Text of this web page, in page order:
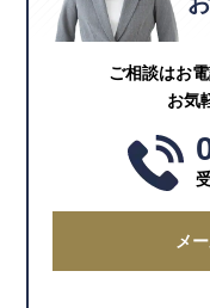
ご相談はお
お気
メ